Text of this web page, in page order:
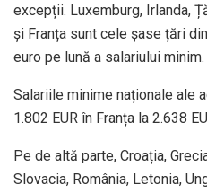
excepții. Luxemburg, Irlanda,
și Franța sunt cele șase țări
euro pe lună a salariului minim.
Salariile minime naționale ale
1.802 EUR în Franța la 2.638
Pe de altă parte, Croația,
Slovacia, România, Letonia,